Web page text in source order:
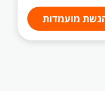
מועמדות